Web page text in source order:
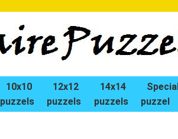
10x10
puzzels
12x12
puzzels
14x14
puzzels
puzzel